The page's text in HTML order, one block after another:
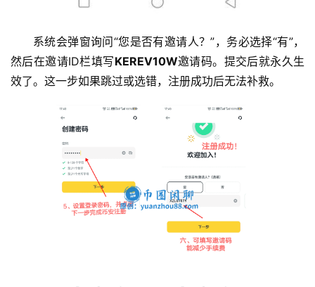
系统会弹窗询问“您是否有邀请人？”，务必选择“有”，
然后在邀请ID栏填写KEREV10W邀请码。提交后就永久生
效了。这一步如果跳过或选错，注册成功后无法补救。